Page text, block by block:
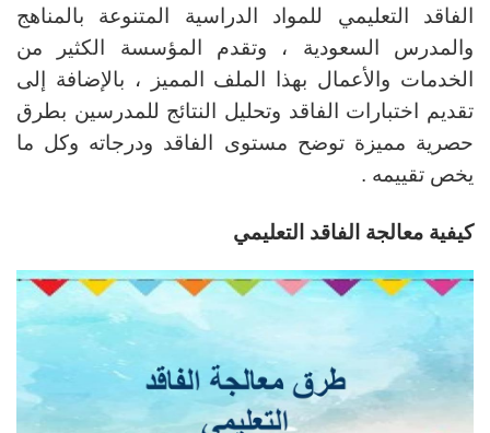
الفاقد التعليمي للمواد الدراسية المتنوعة بالمناهج
والمدرس السعودية ، وتقدم المؤسسة الكثير من
الخدمات والأعمال بهذا الملف المميز ، بالإضافة إلى
تقديم اختبارات الفاقد وتحليل النتائج للمدرسين بطرق
حصرية مميزة توضح مستوى الفاقد ودرجاته وكل ما
يخص تقييمه .
كيفية معالجة الفاقد التعليمي